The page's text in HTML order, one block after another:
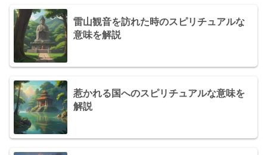
雷山観音を訪れた時のスピリチュアルな
意味を解説
惹かれる国へのスピリチュアルな意味を
解説